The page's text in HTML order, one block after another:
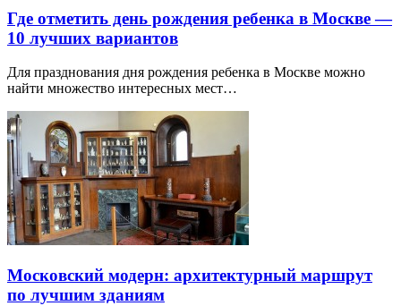
Где отметить день рождения ребенка в Москве —
10 лучших вариантов
Для празднования дня рождения ребенка в Москве можно
найти множество интересных мест…
Московский модерн: архитектурный маршрут
по лучшим зданиям